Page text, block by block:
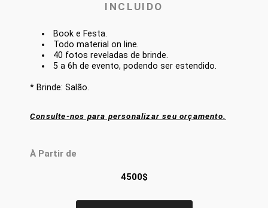
INCLUIDO
Book e Festa.
Todo material on line.
40 fotos reveladas de brinde.
5 a 6h de evento, podendo ser estendido.
* Brinde: Salão.
Consulte-nos para personalizar seu orçamento.
À Partir de
4500$